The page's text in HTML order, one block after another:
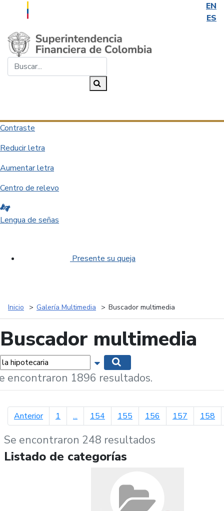
EN
ES
Saltar al contenido principal
Contraste
Reducir letra
Aumentar letra
Centro de relevo
Lengua de señas
Presente su queja
Inicio Galería Multimedia Buscador multimedia
Buscador multimedia
Mostrar opciones de búsqueda
encontraron 1896 resultados.
Anteriorpágina anterior
1 ... 154 155 156 157 158
Se encontraron 248 resultados
Listado de categorías